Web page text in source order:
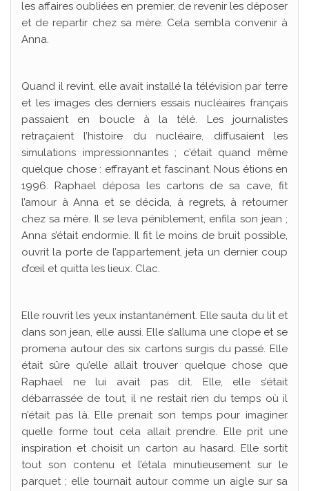
les affaires oubliées en premier, de revenir les déposer
et de repartir chez sa mère. Cela sembla convenir à
Anna.
Quand il revint, elle avait installé la télévision par terre
et les images des derniers essais nucléaires français
passaient en boucle à la télé. Les journalistes
retraçaient l’histoire du nucléaire, diffusaient les
simulations impressionnantes ; c’était quand même
quelque chose : effrayant et fascinant. Nous étions en
1996. Raphael déposa les cartons de sa cave, fit
l’amour à Anna et se décida, à regrets, à retourner
chez sa mère. Il se leva péniblement, enfila son jean ;
Anna s’était endormie. Il fit le moins de bruit possible,
ouvrit la porte de l’appartement, jeta un dernier coup
d’œil et quitta les lieux. Clac.
Elle rouvrit les yeux instantanément. Elle sauta du lit et
dans son jean, elle aussi. Elle s’alluma une clope et se
promena autour des six cartons surgis du passé. Elle
était sûre qu’elle allait trouver quelque chose que
Raphael ne lui avait pas dit. Elle, elle s’était
débarrassée de tout, il ne restait rien du temps où il
n’était pas là. Elle prenait son temps pour imaginer
quelle forme tout cela allait prendre. Elle prit une
inspiration et choisit un carton au hasard. Elle sortit
tout son contenu et l’étala minutieusement sur le
parquet ; elle tournait autour comme un aigle sur sa